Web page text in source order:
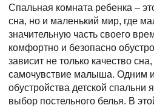
Спальная комната ребенка –
сна, но и маленький мир, где
значительную часть своего
комфортно и безопасно
зависит не только качество
самочувствие малыша. Одним
обустройства детской спальни
выбор постельного белья. В